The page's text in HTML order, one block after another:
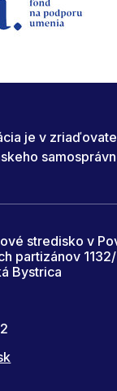
je v
stredisko v
partizánov
Bystrica